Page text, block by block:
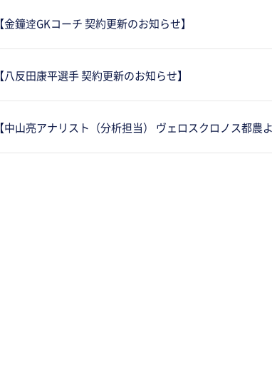
【金鐘逹GKコーチ 契約更新のお知らせ】
【八反田康平選手 契約更新のお知らせ】
【中山亮アナリスト（分析担当） ヴェロスクロノス都農